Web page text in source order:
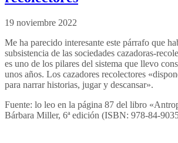
19 noviembre 2022
Me ha parecido interesante este párrafo que
subsistencia de las sociedades cazadoras-
es uno de los pilares del sistema que llevo
unos años. Los cazadores recolectores
para narrar historias, jugar y descansar».
Fuente: lo leo en la página 87 del libro
Bárbara Miller, 6ª edición (ISBN: 978-84-